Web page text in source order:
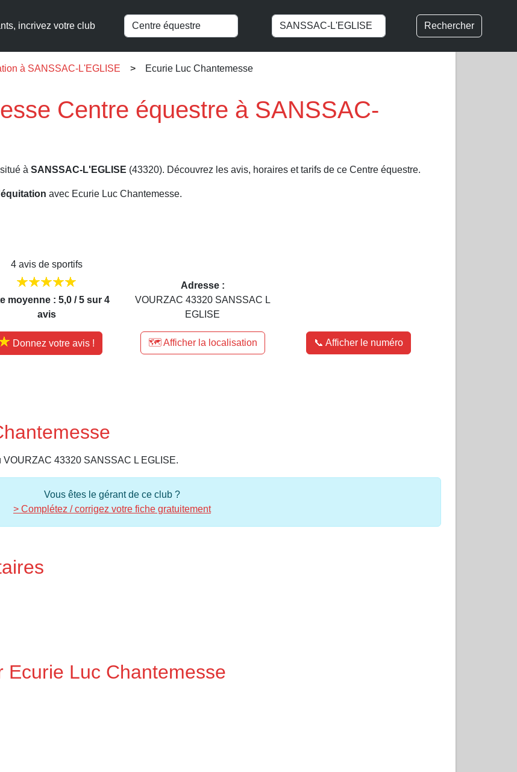
incrivez votre club Rechercher
à SANSSAC-L'EGLISE Ecurie Luc Chantemesse
Centre équestre à SANSSAC-
à SANSSAC-L'EGLISE (43320). Découvrez les avis, horaires et tarifs de ce Centre équestre.
avec Ecurie Luc Chantemesse.
4 avis de sportifs
moyenne : 5,0 / 5 sur 4
avis
Donnez votre avis !
Adresse :
VOURZAC 43320 SANSSAC L
EGLISE
🗺️ Afficher la localisation 📞 Afficher le numéro
43320 SANSSAC L EGLISE.
Vous êtes le gérant de ce club ?
> Complétez / corrigez votre fiche gratuitement
Luc Chantemesse